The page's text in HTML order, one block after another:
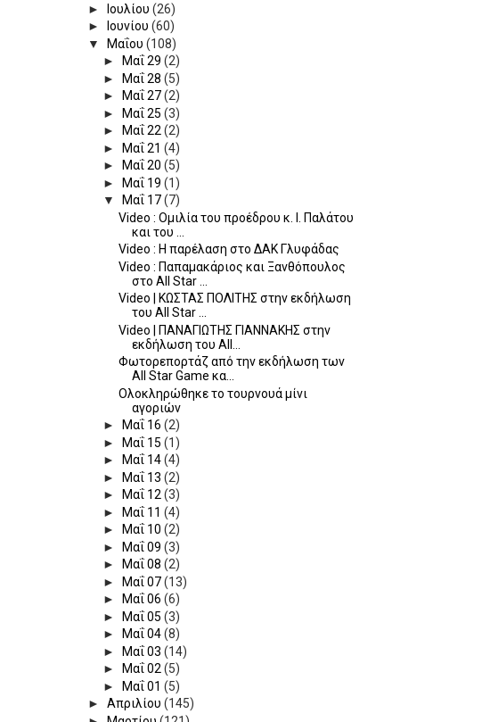
►
Ιουλίου(26)
►
Ιουνίου(60)
▼ Μαΐου(108)
►
Μαΐ 29(2)
►
Μαΐ 28(5)
►
Μαΐ 27(2)
►
Μαΐ 25(3)
►
Μαΐ 22(2)
►
Μαΐ 21(4)
►
Μαΐ 20(5)
►
Μαΐ 19(1)
▼
Μαΐ 17(7)
Video : Ομιλία του προέδρου κ. Ι. Παλάτου
και του ...
Video : Η παρέλαση στο ΔΑΚ Γλυφάδας
Video : Παπαμακάριος και Ξανθόπουλος
στο All Star ...
Video | ΚΩΣΤΑΣ ΠΟΛΙΤΗΣ στην εκδήλωση
του All Star ...
Video | ΠΑΝΑΓΙΩΤΗΣ ΓΙΑΝΝΑΚΗΣ στην
εκδήλωση του All...
Φωτορεπορτάζ από την εκδήλωση των
All Star Game κα...
Ολοκληρώθηκε το τουρνουά μίνι
αγοριών
►
Μαΐ 16(2)
►
Μαΐ 15(1)
►
Μαΐ 14(4)
►
Μαΐ 13(2)
►
Μαΐ 12(3)
►
Μαΐ 11(4)
►
Μαΐ 10(2)
►
Μαΐ 09(3)
►
Μαΐ 08(2)
►
Μαΐ 07(13)
►
Μαΐ 06(6)
►
Μαΐ 05(3)
►
Μαΐ 04(8)
►
Μαΐ 03(14)
►
Μαΐ 02(5)
►
Μαΐ 01(5)
►Απριλίου(145)